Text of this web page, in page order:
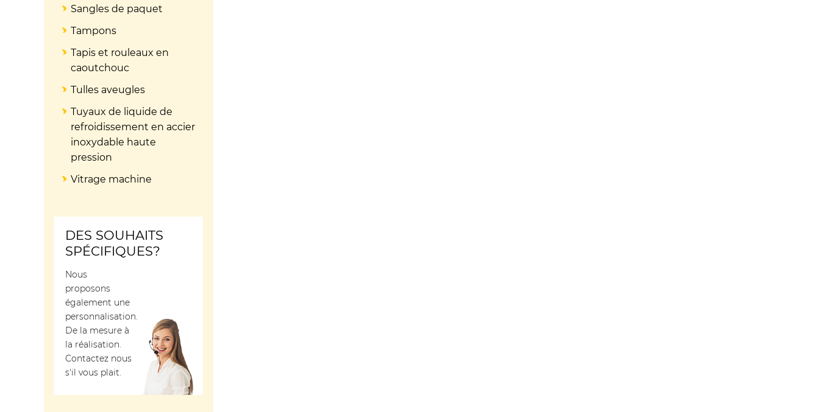
Sangles de paquet
Tampons
Tapis et rouleaux en
caoutchouc
Tulles aveugles
Tuyaux de liquide de
refroidissement en accier
inoxydable haute
pression
Vitrage machine
DES SOUHAITS
SPÉCIFIQUES?
Nous
proposons
également une
personnalisation.
De la mesure à
la réalisation.
Contactez nous
s'il vous plait.